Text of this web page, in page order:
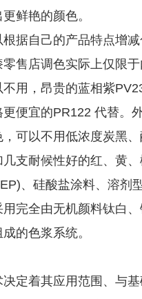
鲜艳的颜色。
据自己的产品特点增
售店调色实际上仅限
用，昂贵的蓝相紫
便宜的PR122 代替。
可以不用低浓度炭黑
支耐候性好的红、黄
、硅酸盐涂料、溶剂
完全由无机颜料钛白
的色浆系统。
定着其应用范围、与